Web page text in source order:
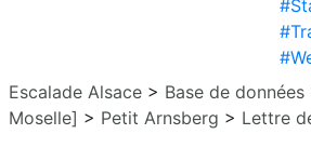
Escalade Alsace > Base de données
Moselle] > Petit Arnsberg > Lettre